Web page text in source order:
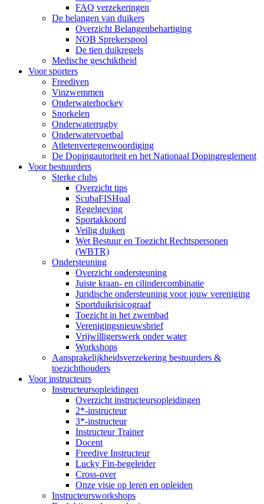
FAQ verzekeringen
De belangen van duikers
Overzicht Belangenbehartiging
NOB Sprekerspool
De tien duikregels
Medische geschiktheid
Voor sporters
Freediven
Vinzwemmen
Onderwaterhockey
Snorkelen
Onderwaterrugby
Onderwatervoetbal
Atletenvertegenwoordiging
De Dopingautoriteit en het Nationaal Dopingreglement
Voor bestuurders
Sterke clubs
Overzicht tips
ScubaFISHual
Regelgeving
Sportakkoord
Veilig duiken
Wet Bestuur en Toezicht Rechtspersonen
(WBTR)
Ondersteuning
Overzicht ondersteuning
Juiste kraan- en cilindercombinatie
Juridische ondersteuning voor jouw vereniging
Sportduikrisicograaf
Toezicht in het zwembad
Verenigingsnieuwsbrief
Vrijwilligerswerk onder water
Workshops
Aansprakelijkheidsverzekering bestuurders &
toezichthouders
Voor instructeurs
Instructeursopleidingen
Overzicht instructeursopleidingen
2*-instructeur
3*-instructeur
Instructeur Trainer
Docent
Freedive Instructeur
Lucky Fin-begeleider
Cross-over
Onze visie op leren en opleiden
Instructeursworkshops